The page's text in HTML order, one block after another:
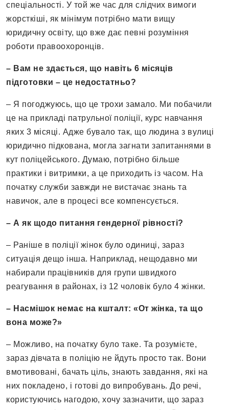
спеціальності. У той же час для слідчих вимоги
жорсткіші, як мінімум потрібно мати вищу
юридичну освіту, що вже дає певні розуміння
роботи правоохоронців.
– Вам не здається, що навіть 6 місяців
підготовки – це недостатньо?
– Я погоджуюсь, що це трохи замало. Ми побачили
це на прикладі патрульної поліції, курс навчання
яких 3 місяці. Адже бувало так, що людина з вулиці
юридично підкована, могла загнати запитаннями в
кут поліцейського. Думаю, потрібно більше
практики і витримки, а це приходить із часом. На
початку служби завжди не вистачає знань та
навичок, але в процесі все компенсується.
– А як щодо питання гендерної рівності?
– Раніше в поліції жінок було одиниці, зараз
ситуація дещо інша. Наприклад, нещодавно ми
набирали працівників для групи швидкого
реагування в районах, із 12 чоловік було 4 жінки.
– Насмішок немає на кшталт: «От жінка, та що
вона може?»
– Можливо, на початку було таке. Та розумієте,
зараз дівчата в поліцію не йдуть просто так. Вони
вмотивовані, бачать ціль, знають завдання, які на
них покладено, і готові до випробувань. До речі,
користуючись нагодою, хочу зазначити, що зараз